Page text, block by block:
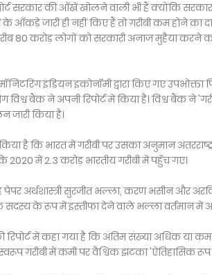
सरकार की आँखें खोलने वाली भी हैं क्योंकि
आँकड़े जारी ही नहीं किए हैं तो ग़रीबी कम होने
80 करोड़ लोगों को सरकारी अनाज मुहैया करने का
इंडियन इकोनॉमी द्वारा किए गए उपभोक्ता
बैंक ने अपनी रिपोर्ट में किया है। विश्व बैंक ने
किया है।
है कि भारत में गरीबी पर उसका अनुमान
2020 में 2.3 करोड़ भारतीय गरीबी में पहुँच गए।
अर्थशास्त्री सुरजीत भल्ला, करण भसीन और अरविंद
सदस्य के रूप में इस्तीफा देने वाले भल्ला वर्तमान में
रिपोर्ट में कहा गया है कि अंतिम संख्या अधिक या
ग़रीबी में कमी पर वैश्विक झटका 'ऐतिहासिक रूप